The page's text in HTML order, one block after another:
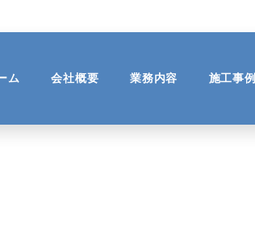
ム 会社概要 業務内容 施工事例